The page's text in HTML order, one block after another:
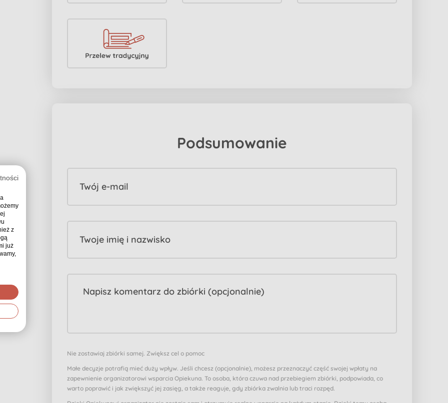
Podsumowanie
Twój e-mail
Twoje imię i nazwisko
Nie zostawiaj zbiórki samej. Zwiększ cel o pomoc
Małe decyzje potrafią mieć duży wpływ. Jeśli chcesz (opcjonalnie), możesz przeznaczyć część swojej wpłaty na
zapewnienie organizatorowi wsparcia Opiekuna. To osoba, która czuwa nad przebiegiem zbiórki, podpowiada, co
warto poprawić i jak zwiększyć jej zasięg, a także reaguje, gdy zbiórka zwalnia lub traci rozpęd.
z
już